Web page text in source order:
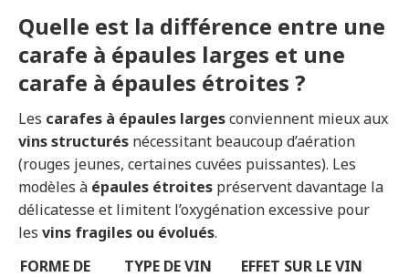
Quelle est la différence entre une
carafe à épaules larges et une
carafe à épaules étroites ?
Les carafes à épaules largesconviennent mieux aux
vins structurés nécessitant beaucoup d’aération
(rouges jeunes, certaines cuvées puissantes). Les
modèles à épaules étroites préservent davantage la
délicatesse et limitent l’oxygénation excessive pour
les vins fragiles ou évolués.
FORME DE
TYPE DE VIN
EFFET SUR LE VIN